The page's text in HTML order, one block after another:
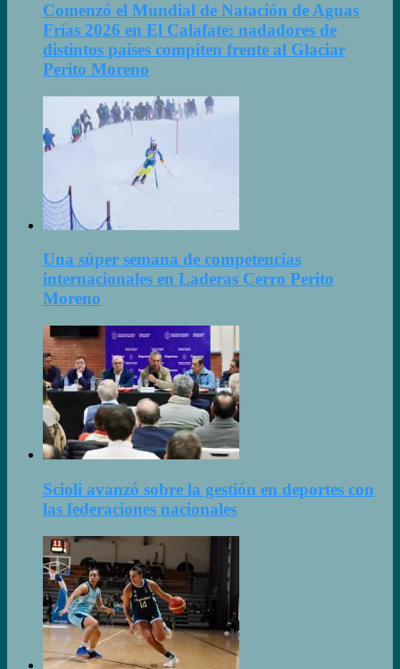
Comenzó el Mundial de Natación de Aguas
Frías 2026 en El Calafate: nadadores de
distintos países compiten frente al Glaciar
Perito Moreno
Una súper semana de competencias
internacionales en Laderas Cerro Perito
Moreno
Scioli avanzó sobre la gestión en deportes con
las federaciones nacionales